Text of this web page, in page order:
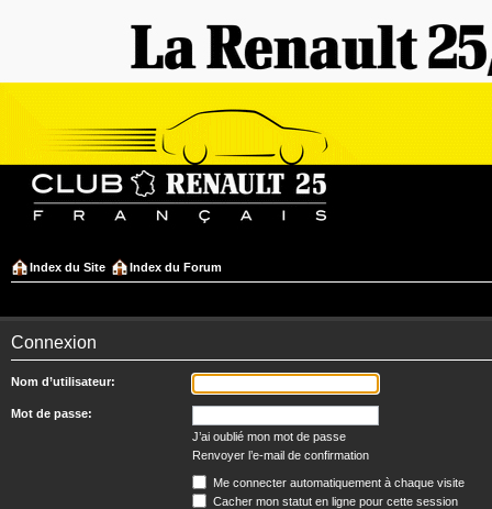
Index du Site Index du Forum
Connexion
Nom d’utilisateur:
Mot de passe:
J’ai oublié mon mot de passe
Renvoyer l’e-mail de confirmation
Me connecter automatiquement à chaque visite
Cacher mon statut en ligne pour cette session